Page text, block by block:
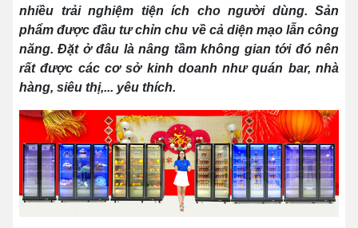
nhiều trải nghiệm tiện ích cho người dùng. Sản
phẩm được đầu tư chỉn chu về cả diện mạo lẫn công
năng. Đặt ở đâu là nâng tầm không gian tới đó nên
rất được các cơ sở kinh doanh như quán bar, nhà
hàng, siêu thị,... yêu thích.